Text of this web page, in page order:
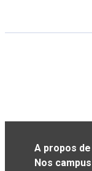
A propos de
Nos campus